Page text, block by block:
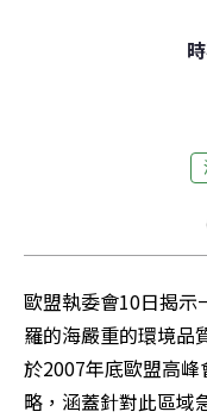
歐盟執委會10日揭示
羅的海嚴重的環境品
於2007年底歐盟高
略，涵蓋針對此區域